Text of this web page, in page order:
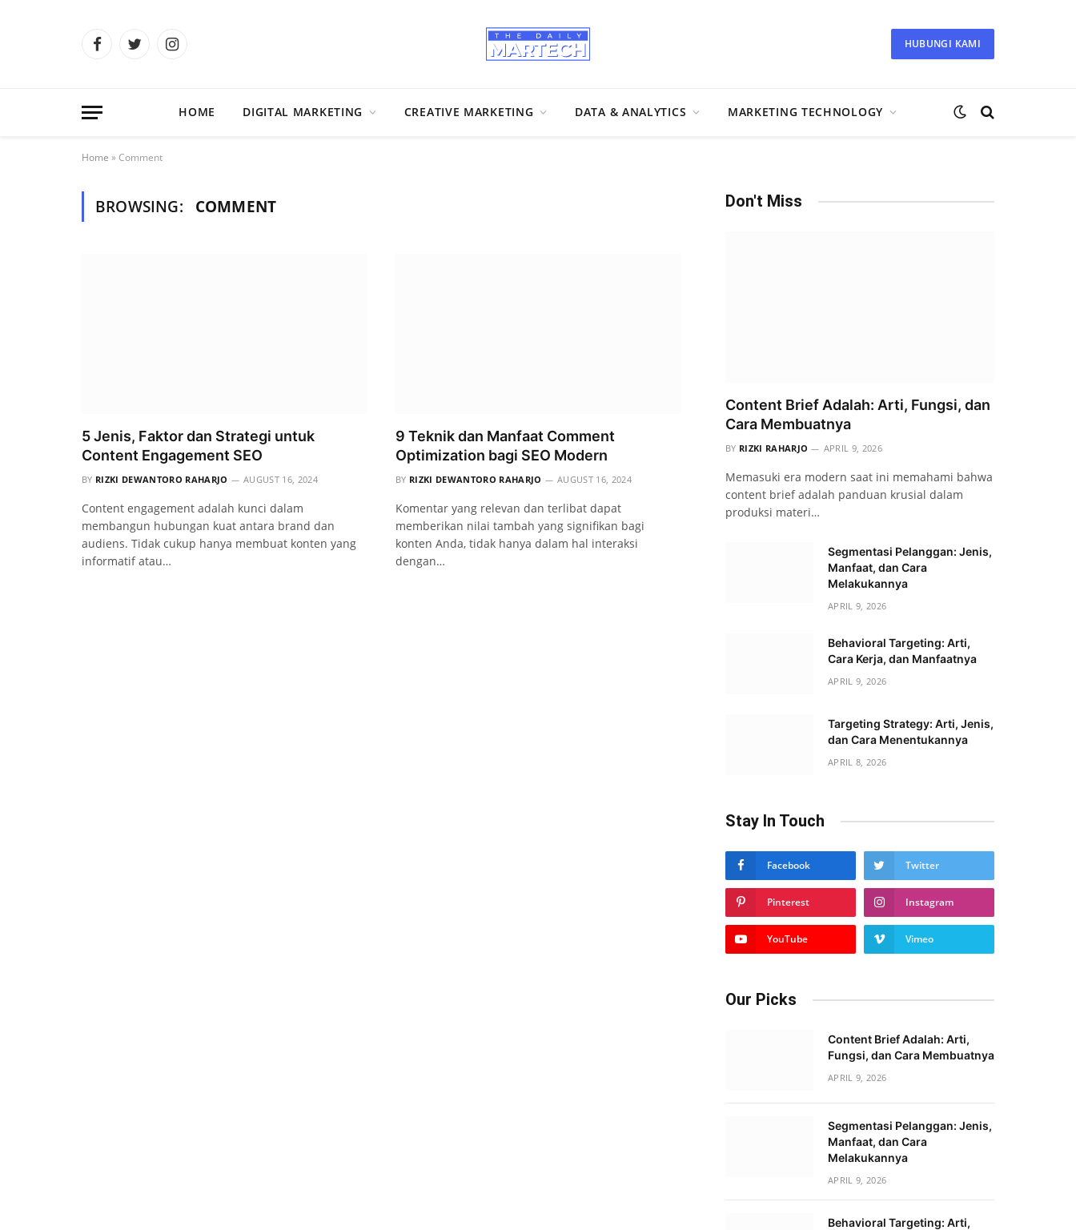
FacebookTwitterInstagram HUBUNGI KAMI
HOME DIGITAL MARKETING CREATIVE MARKETING DATA & ANALYTICS MARKETING TECHNOLOGY
Home »Comment
BROWSING: COMMENT
5 Jenis, Faktor dan Strategi untuk
Content Engagement SEO
BY RIZKI DEWANTORO RAHARJO AUGUST 16, 2024
Content engagement adalah kunci dalam
membangun hubungan kuat antara brand dan
audiens. Tidak cukup hanya membuat konten yang
informatif atau…
9 Teknik dan Manfaat Comment
Optimization bagi SEO Modern
BY RIZKI DEWANTORO RAHARJO AUGUST 16, 2024
Komentar yang relevan dan terlibat dapat
memberikan nilai tambah yang signifikan bagi
konten Anda, tidak hanya dalam hal interaksi
dengan…
Don't Miss
Content Brief Adalah: Arti, Fungsi, dan
Cara Membuatnya
BY RIZKI RAHARJO APRIL 9, 2026
Memasuki era modern saat ini memahami bahwa
content brief adalah panduan krusial dalam
produksi materi…
Segmentasi Pelanggan: Jenis,
Manfaat, dan Cara
Melakukannya
APRIL 9, 2026
Behavioral Targeting: Arti,
Cara Kerja, dan Manfaatnya
APRIL 9, 2026
Targeting Strategy: Arti, Jenis,
dan Cara Menentukannya
APRIL 8, 2026
Stay In Touch
Facebook Twitter
Pinterest Instagram
YouTube Vimeo
Our Picks
Content Brief Adalah: Arti,
Fungsi, dan Cara Membuatnya
APRIL 9, 2026
Segmentasi Pelanggan: Jenis,
Manfaat, dan Cara
Melakukannya
APRIL 9, 2026
Behavioral Targeting: Arti,